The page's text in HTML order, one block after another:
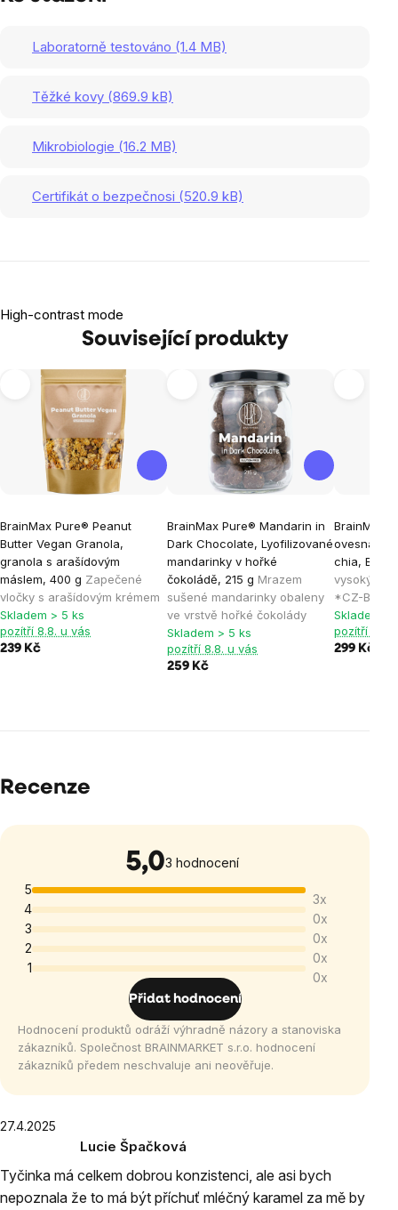
Laboratorně testováno (1.4 MB)
Těžké kovy (869.9 kB)
Mikrobiologie (16.2 MB)
Certifikát o bezpečnosi (520.9 kB)
High-contrast mode
Související produkty
BrainMax Pure® Peanut
Butter Vegan Granola,
granola s arašídovým
máslem, 400 g Zapečené
vločky s arašídovým krémem
Skladem > 5 ks
pozítří 8.8. u vás
239 Kč
BrainMax Pure® Mandarin in
Dark Chocolate, Lyofilizované
mandarinky v hořké
čokoládě, 215 g Mrazem
sušené mandarinky obaleny
ve vrstvě hořké čokolády
Skladem > 5 ks
pozítří 8.8. u vás
259 Kč
BrainMax
ovesná
chia, BIO,
vysokým
*CZ-BIO-
Skladem >
pozítří 8.8.
299 Kč
Recenze
5,0Průměrné
hodnocení
produktu
je
5,0
z
5
3 hodnocení
5
3x
4
0x
3
0x
2
0x
1
0x
Přidat hodnocení
Hodnocení produktů odráží výhradně názory a stanoviska
zákazníků. Společnost BRAINMARKET s.r.o. hodnocení
zákazníků předem neschvaluje ani neověřuje.
Výpis
hodnoceníLucie Špačková
produktu
je
27.4.2025
Tyčinka má celkem dobrou konzistenci, ale asi bych
nepoznala že to má být příchuť mléčný karamel za mě by